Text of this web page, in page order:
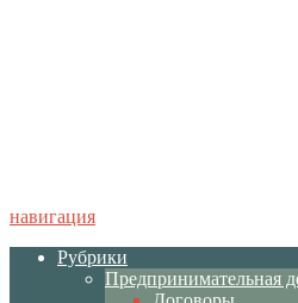
навигация
Рубрики
Предпринимательная